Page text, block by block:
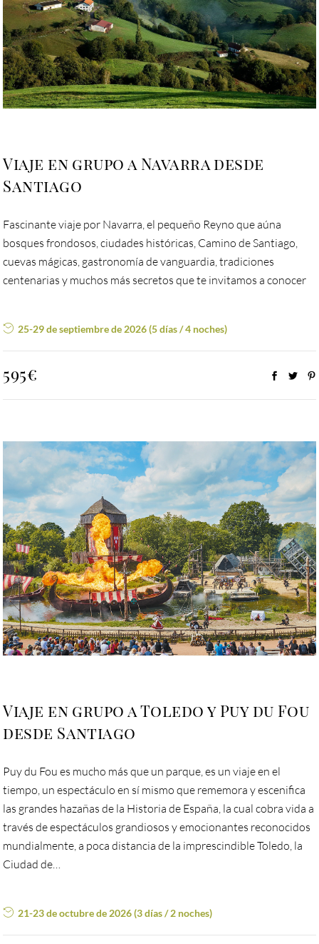
Viaje en grupo a Navarra desde
Santiago
Fascinante viaje por Navarra, el pequeño Reyno que aúna
bosques frondosos, ciudades históricas, Camino de Santiago,
cuevas mágicas, gastronomía de vanguardia, tradiciones
centenarias y muchos más secretos que te invitamos a conocer
25-29 de septiembre de 2026 (5 días / 4 noches)
595€
Viaje en grupo a Toledo y Puy du Fou
desde Santiago
Puy du Fou es mucho más que un parque, es un viaje en el
tiempo, un espectáculo en sí mismo que rememora y escenifica
las grandes hazañas de la Historia de España, la cual cobra vida a
través de espectáculos grandiosos y emocionantes reconocidos
mundialmente, a poca distancia de la imprescindible Toledo, la
Ciudad de…
21-23 de octubre de 2026 (3 días / 2 noches)